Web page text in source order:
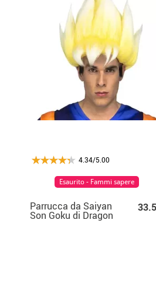
4.34/5.00
Parrucca da Saiyan
Son Goku di Dragon
Ball in scatola per
Esaurito - Fammi sapere